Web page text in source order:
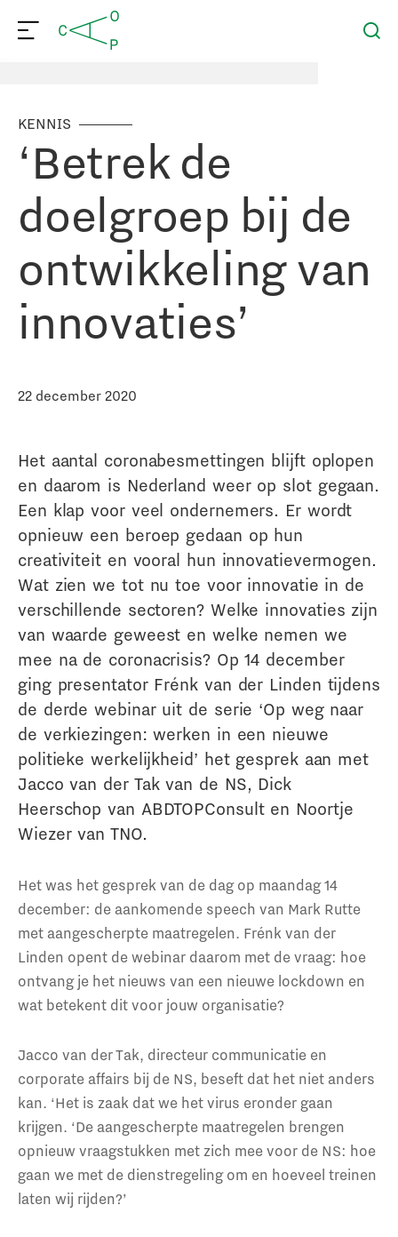
KENNIS
‘Betrek de
doelgroep bij de
ontwikkeling van
innovaties’
22 december 2020
Het aantal coronabesmettingen blijft oplopen
en daarom is Nederland weer op slot gegaan.
Een klap voor veel ondernemers. Er wordt
opnieuw een beroep gedaan op hun
creativiteit en vooral hun innovatievermogen.
Wat zien we tot nu toe voor innovatie in de
verschillende sectoren? Welke innovaties zijn
van waarde geweest en welke nemen we
mee na de coronacrisis? Op 14 december
ging presentator Frénk van der Linden tijdens
de derde webinar uit de serie ‘Op weg naar
de verkiezingen: werken in een nieuwe
politieke werkelijkheid’ het gesprek aan met
Jacco van der Tak van de NS, Dick
Heerschop van ABDTOPConsult en Noortje
Wiezer van TNO.
Het was het gesprek van de dag op maandag 14
december: de aankomende speech van Mark Rutte
met aangescherpte maatregelen. Frénk van der
Linden opent de webinar daarom met de vraag: hoe
ontvang je het nieuws van een nieuwe lockdown en
wat betekent dit voor jouw organisatie?
Jacco van der Tak, directeur communicatie en
corporate affairs bij de NS, beseft dat het niet anders
kan. ‘Het is zaak dat we het virus eronder gaan
krijgen. ‘De aangescherpte maatregelen brengen
opnieuw vraagstukken met zich mee voor de NS: hoe
gaan we met de dienstregeling om en hoeveel treinen
laten wij rijden?’